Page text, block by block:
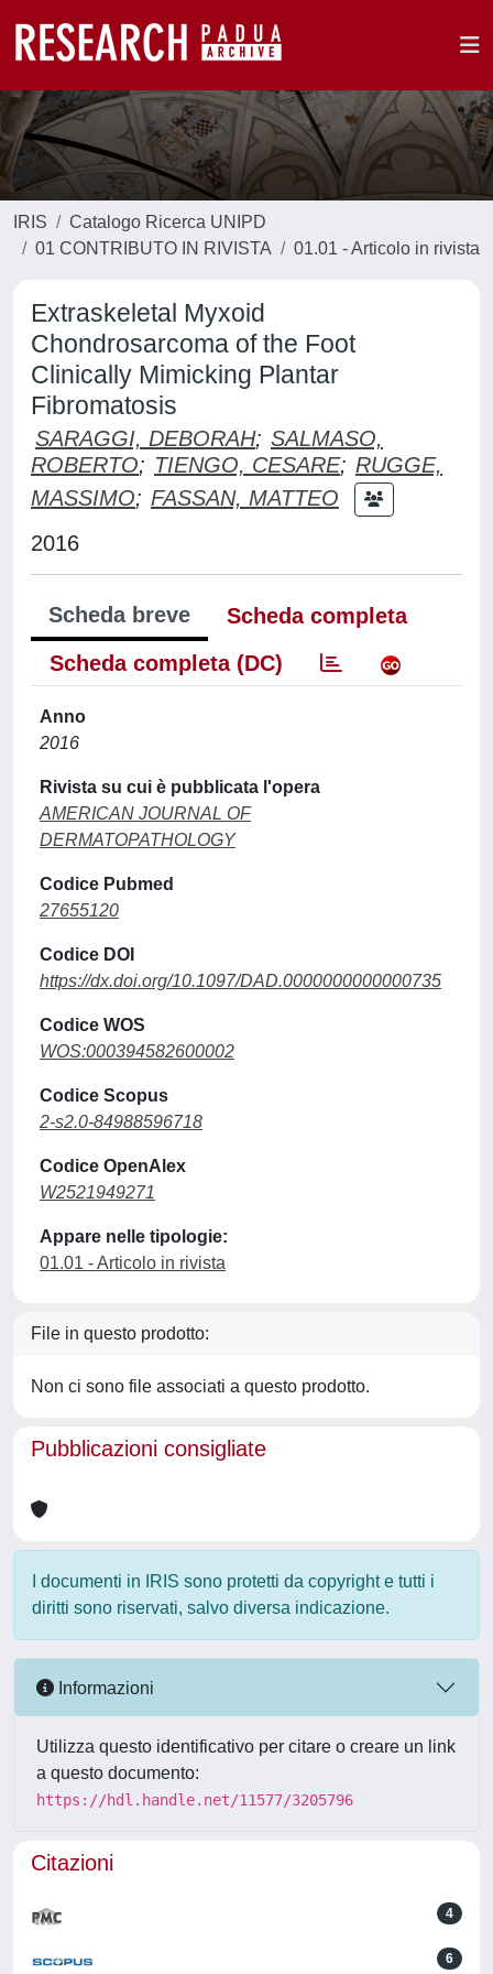
IRIS
Catalogo Ricerca UNIPD
01 CONTRIBUTO IN RIVISTA
01.01 - Articolo in rivista
Extraskeletal Myxoid
Chondrosarcoma of the Foot
Clinically Mimicking Plantar
Fibromatosis
SARAGGI, DEBORAH; SALMASO,
ROBERTO; TIENGO, CESARE; RUGGE,
MASSIMO; FASSAN, MATTEO
2016
Scheda breve
Scheda completa
Scheda completa (DC)
Anno
2016
Rivista su cui è pubblicata l'opera
AMERICAN JOURNAL OF
DERMATOPATHOLOGY
Codice Pubmed
27655120
Codice DOI
https://dx.doi.org/10.1097/DAD.0000000000000735
Codice WOS
WOS:000394582600002
Codice Scopus
2-s2.0-84988596718
Codice OpenAlex
W2521949271
Appare nelle tipologie:
01.01 - Articolo in rivista
File in questo prodotto:
Non ci sono file associati a questo prodotto.
Pubblicazioni consigliate
I documenti in IRIS sono protetti da copyright e tutti i
diritti sono riservati, salvo diversa indicazione.
Informazioni
Utilizza questo identificativo per citare o creare un link
a questo documento:
https://hdl.handle.net/11577/3205796
Citazioni
4
6